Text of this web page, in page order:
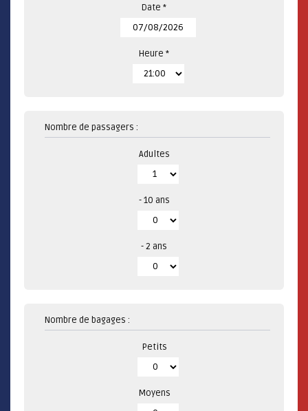
Date *
Heure *
Nombre de passagers :
Adultes
- 10 ans
- 2 ans
Nombre de bagages :
Petits
Moyens